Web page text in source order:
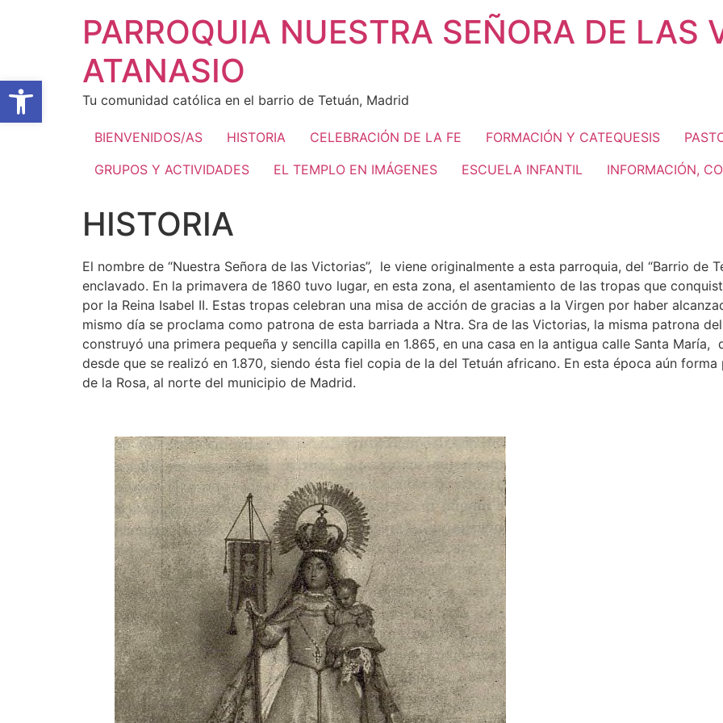
Abrir barra de herramientas
PARROQUIA NUESTRA SEÑORA DE LAS
ATANASIO
Tu comunidad católica en el barrio de Tetuán, Madrid
BIENVENIDOS/AS HISTORIA CELEBRACIÓN DE LA FE FORMACIÓN Y CATEQUESIS
GRUPOS Y ACTIVIDADES
EL TEMPLO EN IMÁGENES ESCUELA INFANTIL INFORMACIÓN,
HISTORIA
El nombre de “Nuestra Señora de las Victorias”, le viene originalmente a esta parroquia, del “Barrio de
enclavado. En la primavera de 1860 tuvo lugar, en esta zona, el asentamiento de las tropas que
por la Reina Isabel II. Estas tropas celebran una misa de acción de gracias a la Virgen por haber
mismo día se proclama como patrona de esta barriada a Ntra. Sra de las Victorias, la misma patrona
construyó una primera pequeña y sencilla capilla en 1.865, en una casa en la antigua calle Santa
desde que se realizó en 1.870, siendo ésta fiel copia de la del Tetuán africano. En esta época aún
de la Rosa, al norte del municipio de Madrid.